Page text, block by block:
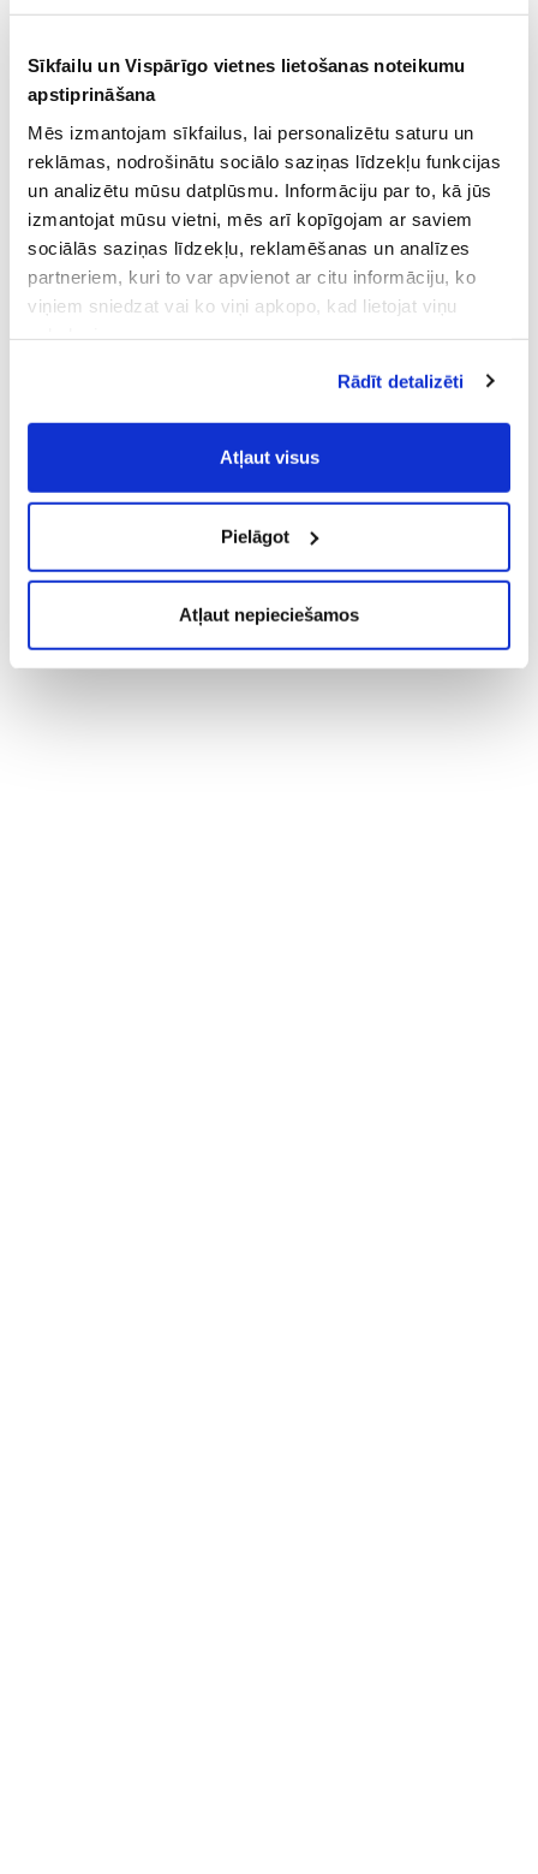
Sīkfailu un Vispārīgo vietnes lietošanas noteikumu
apstiprināšana
Mēs izmantojam sīkfailus, lai personalizētu saturu un
reklāmas, nodrošinātu sociālo saziņas līdzekļu funkcijas
un analizētu mūsu datplūsmu. Informāciju par to, kā jūs
izmantojat mūsu vietni, mēs arī kopīgojam ar saviem
sociālās saziņas līdzekļu, reklamēšanas un analīzes
partneriem, kuri to var apvienot ar citu informāciju, ko
viņiem sniedzat vai ko viņi apkopo, kad lietojat viņu
Vispārīgiem vietnes lietošanas
noteikumiem(saīsināti - VVLN).
Rādīt detalizēti
Atļaut visus
Pielāgot
Atļaut nepieciešamos